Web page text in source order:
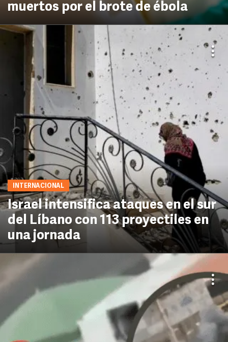
muertos por el brote de ébola
INTERNACIONAL
Israel intensifica ataques en el sur
del Líbano con 113 proyectiles en
una jornada